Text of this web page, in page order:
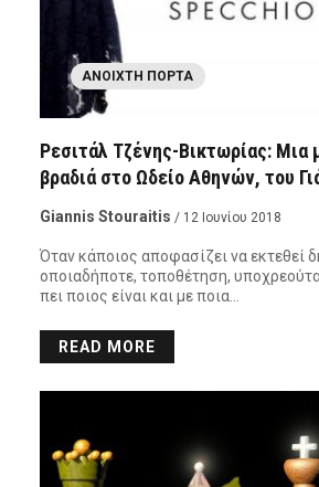
ΑΝΟΙΧΤΉ ΠΌΡΤΑ
Ρεσιτάλ Τζένης-Βικτωρίας: Μια
βραδιά στο Ωδείο Αθηνών, του
Giannis Stouraitis / 12 Ιουνίου 2018
Όταν κάποιος αποφασίζει να εκτεθεί
οποιαδήποτε, τοποθέτηση,
πει ποιος είναι και με ποια…
READ MORE